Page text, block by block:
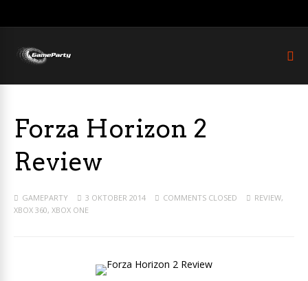
Forza Horizon 2
Review
GAMEPARTY 3 OKTOBER 2014 COMMENTS CLOSED REVIEW,
XBOX 360, XBOX ONE